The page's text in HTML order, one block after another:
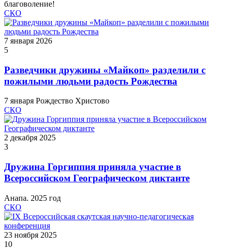
благоволение!
СКО
7 января 2026
5
Разведчики дружины «Майкоп» разделили с
пожилыми людьми радость Рождества
7 января Рождество Христово
СКО
2 декабря 2025
3
Дружина Горгиппия приняла участие в
Всероссийском Географическом диктанте
Анапа. 2025 год
СКО
23 ноября 2025
10